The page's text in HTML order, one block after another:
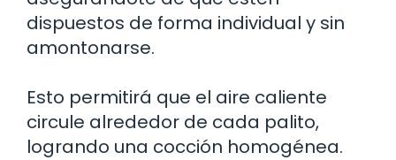
dispuestos de forma individual y sin
amontonarse.
Esto permitirá que el aire caliente
circule alrededor de cada palito,
logrando una cocción homogénea.